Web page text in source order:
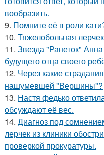
вообразить.
9. Помните её в роли
10. Тяжелобольная
11. Звезда "Ранеток"
будущего отца своего
12. Через какие
нашумевшей "Вершины"?
13. Настя федько
обсуждают её вес.
14. Диагноз под
лерчек из клиники
проверкой прокуратуры.